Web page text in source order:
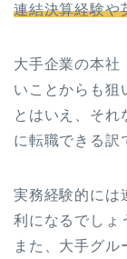
連結決算経験や
大手企業の本社
いことからも狙
とはいえ、それ
に転職できる訳
実務経験的には
利になるでしょ
また、大手グル